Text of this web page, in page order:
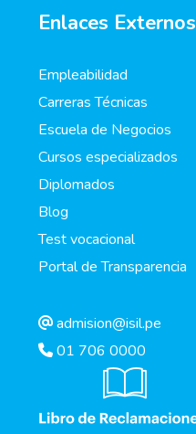
Enlaces Externos
Empleabilidad
Carreras Técnicas
Escuela de Negocios
Cursos especializados
Diplomados
Blog
Test vocacional
Portal de Transparencia
admision@isil.pe
01 706 0000